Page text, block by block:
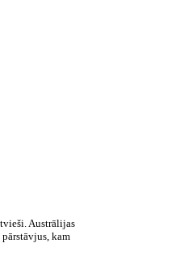
Austrālijas
kam